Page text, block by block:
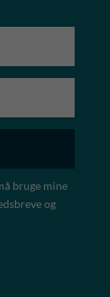
bruge mine
og